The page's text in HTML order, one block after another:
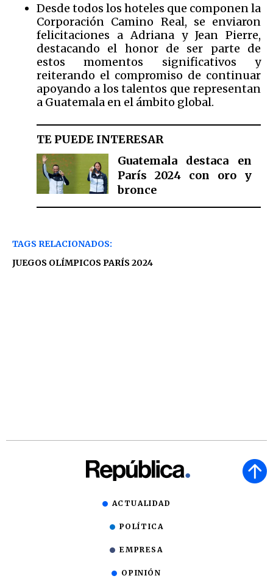
Desde todos los hoteles que componen la
Corporación Camino Real, se enviaron
felicitaciones a Adriana y Jean Pierre,
destacando el honor de ser parte de
estos momentos significativos y
reiterando el compromiso de continuar
apoyando a los talentos que representan
a Guatemala en el ámbito global.
TE PUEDE INTERESAR
Guatemala destaca en
París 2024 con oro y
bronce
TAGS RELACIONADOS:
JUEGOS OLÍMPICOS PARÍS 2024
ACTUALIDAD
POLÍTICA
EMPRESA
OPINIÓN